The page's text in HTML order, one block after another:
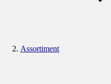
Assortiment